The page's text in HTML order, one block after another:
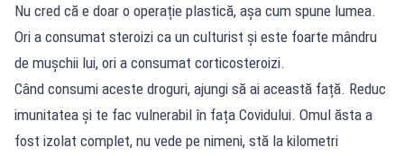
Nu cred că e doar o operație plastică, așa cum spune lumea.
Ori a consumat steroizi ca un culturist și este foarte mândru
de mușchii lui, ori a consumat corticosteroizi.
Când consumi aceste droguri, ajungi să ai această față. Reduc
imunitatea și te fac vulnerabil în fața Covidului. Omul ăsta a
fost izolat complet, nu vede pe nimeni, stă la kilometri